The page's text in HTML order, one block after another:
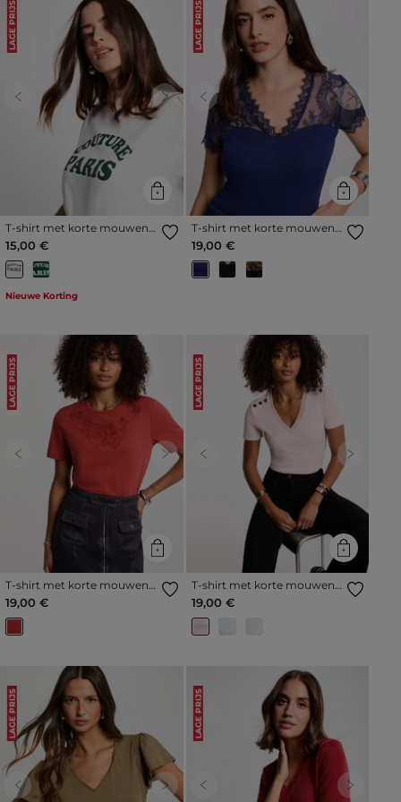
LAGE PRIJS
Previous Next
T-shirt met korte mouwen
helder wit vrouw
15,00 €
Nieuwe Korting
LAGE PRIJS
Previous Next
T-shirt met korte mouwen
van kant marineblauw
vrouw
19,00 €
LAGE PRIJS
Previous Next
T-shirt met korte mouwen
donker oranje vrouw
19,00 €
LAGE PRIJS
Previous Next
T-shirt met korte mouwen
lichtroze vrouw
19,00 €
LAGE PRIJS
Previous Next
LAGE PRIJS
Previous Next